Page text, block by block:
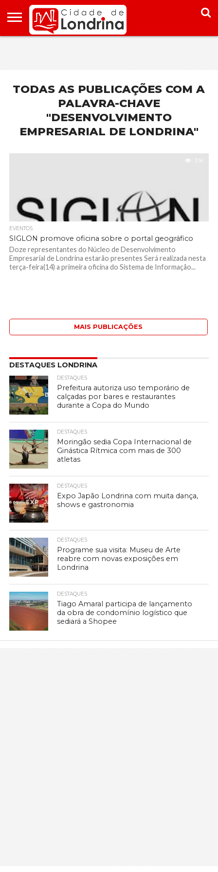
HOME
CONHEÇA
LONDRINA
PONTOS
TURÍSTICOS
ONDE
FICAR EM
LONDRINA
ONDE
COMER
EM
LONDRINA
TODAS AS PUBLICAÇÕES COM A
PALAVRA-CHAVE
"DESENVOLVIMENTO
EMPRESARIAL DE LONDRINA"
3.1K
EVENTOS
SIGLON promove oficina sobre o portal geográfico
Doze representantes do Núcleo de Desenvolvimento
Empresarial de Londrina estarão presentes Será realizada nesta
terça-feira(14) a primeira oficina do Sistema de Informação...
MAIS PUBLICAÇÕES
DESTAQUES LONDRINA
DESTAQUES
Prefeitura autoriza uso temporário de
calçadas por bares e restaurantes
durante a Copa do Mundo
DESTAQUES
Moringão sedia Copa Internacional de
Ginástica Rítmica com mais de 300
atletas
DESTAQUES
Expo Japão Londrina com muita dança,
shows e gastronomia
DESTAQUES
Programe sua visita: Museu de Arte
reabre com novas exposições em
Londrina
DESTAQUES
Tiago Amaral participa de lançamento
da obra de condomínio logístico que
sediará a Shopee